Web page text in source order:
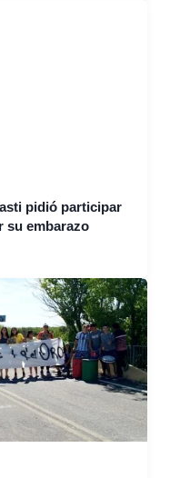
pidió participar
su embarazo